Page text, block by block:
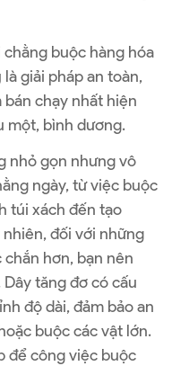
buộc hàng hóa
là giải pháp an toàn,
bán chạy nhất hiện
một, bình dương.
nhỏ gọn nhưng vô
ngày, từ việc buộc
túi xách đến tạo
đối với những
hơn, bạn nên
Dây tăng đơ có cấu
độ dài, đảm bảo an
buộc các vật lớn.
để công việc buộc